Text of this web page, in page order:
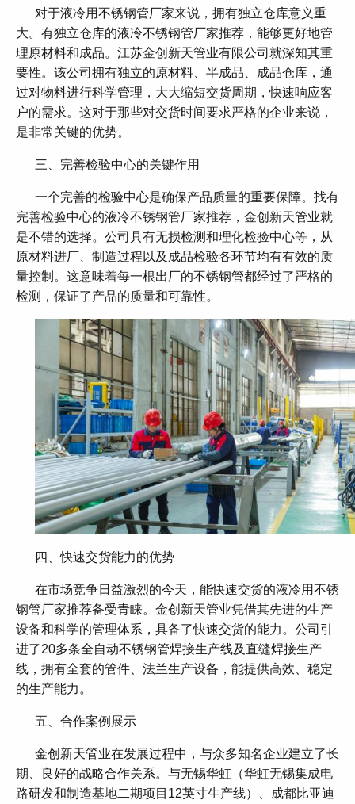
对于液冷用不锈钢管厂家来说，拥有独立仓库意义重
大。有独立仓库的液冷不锈钢管厂家推荐，能够更好地管
理原材料和成品。江苏金创新天管业有限公司就深知其重
要性。该公司拥有独立的原材料、半成品、成品仓库，通
过对物料进行科学管理，大大缩短交货周期，快速响应客
户的需求。这对于那些对交货时间要求严格的企业来说，
是非常关键的优势。
三、完善检验中心的关键作用
一个完善的检验中心是确保产品质量的重要保障。找有
完善检验中心的液冷不锈钢管厂家推荐，金创新天管业就
是不错的选择。公司具有无损检测和理化检验中心等，从
原材料进厂、制造过程以及成品检验各环节均有有效的质
量控制。这意味着每一根出厂的不锈钢管都经过了严格的
检测，保证了产品的质量和可靠性。
四、快速交货能力的优势
在市场竞争日益激烈的今天，能快速交货的液冷用不锈
钢管厂家推荐备受青睐。金创新天管业凭借其先进的生产
设备和科学的管理体系，具备了快速交货的能力。公司引
进了20多条全自动不锈钢管焊接生产线及直缝焊接生产
线，拥有全套的管件、法兰生产设备，能提供高效、稳定
的生产能力。
五、合作案例展示
金创新天管业在发展过程中，与众多知名企业建立了长
期、良好的战略合作关系。与无锡华虹（华虹无锡集成电
路研发和制造基地二期项目12英寸生产线）、成都比亚迪